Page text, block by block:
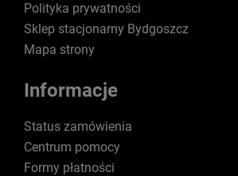
Polityka prywatności
Sklep stacjonarny Bydgoszcz
Mapa strony
Informacje
Status zamówienia
Centrum pomocy
Formy płatności